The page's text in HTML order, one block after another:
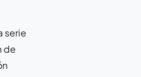
serie
de